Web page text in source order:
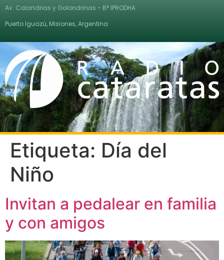
Av. Calandrias y Golondrinas - B° IPRODHA
Puerto Iguazú, Misiones, Argentina
Etiqueta: Día del
Niño
Invitan a pedalear en familia
y con amigos